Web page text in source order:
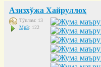
Азизхўжа Хайруллоҳ
Тўплам: 13
Mp3: 122